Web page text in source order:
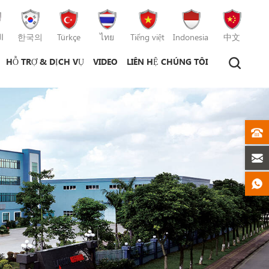
한국의 Türkçe ไทย Tiếng việt Indonesia 中文
HỖ TRỢ & DỊCH VỤ VIDEO LIÊN HỆ CHÚNG TÔI